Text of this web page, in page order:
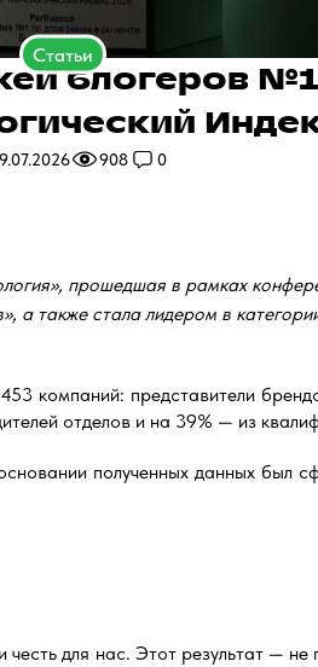
Статьи
блогеров
908 0
прошедшая в рамках
а также стала лидером в
компаний: представители
отделов и на 39% — из
полученных данных был
для нас. Этот результат —